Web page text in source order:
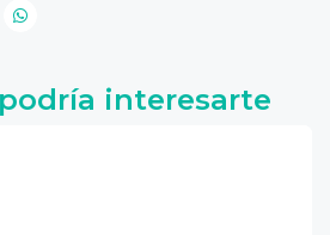
interesarte